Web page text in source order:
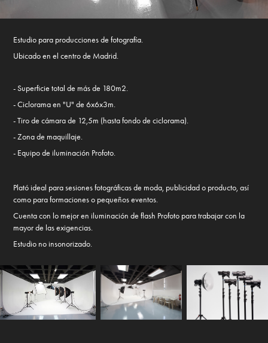
Estudio para producciones de fotografía.
Ubicado en el centro de Madrid.
- Superficie total de más de 180m2.
- Ciclorama en "U" de 6x6x3m.
- Tiro de cámara de 12,5m (hasta fondo de ciclorama).
- Zona de maquillaje.
- Equipo de iluminación Profoto.
Plató ideal para sesiones fotográficas de moda, publicidad o producto, así
como para formaciones o pequeños eventos.
Cuenta con lo mejor en iluminación de flash Profoto para trabajar con la
mayor de las exigencias.
Estudio no insonorizado.